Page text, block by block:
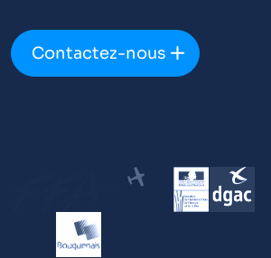
Contactez-nous